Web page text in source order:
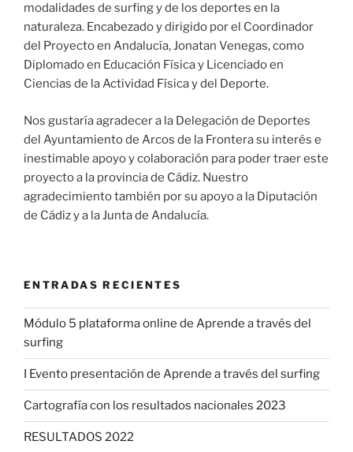
modalidades de surfing y de los deportes en la
naturaleza. Encabezado y dirigido por el Coordinador
del Proyecto en Andalucía, Jonatan Venegas, como
Diplomado en Educación Física y Licenciado en
Ciencias de la Actividad Física y del Deporte.
Nos gustaría agradecer a la Delegación de Deportes
del Ayuntamiento de Arcos de la Frontera su interés e
inestimable apoyo y colaboración para poder traer este
proyecto a la provincia de Cádiz. Nuestro
agradecimiento también por su apoyo a la Diputación
de Cádiz y a la Junta de Andalucía.
ENTRADAS RECIENTES
Módulo 5 plataforma online de Aprende a través del
surfing
I Evento presentación de Aprende a través del surfing
Cartografía con los resultados nacionales 2023
RESULTADOS 2022